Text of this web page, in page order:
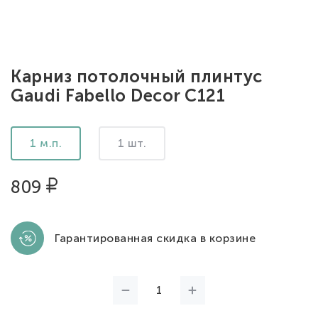
Карниз потолочный плинтус
Gaudi Fabello Decor C121
1 м.п. 1 шт.
809
Гарантированная скидка в корзине